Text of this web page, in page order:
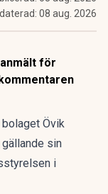
08 aug. 2026
för
Övik
sin
i